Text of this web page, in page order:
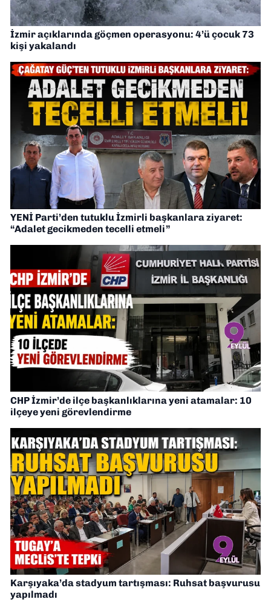
İzmir açıklarında göçmen operasyonu: 4’ü çocuk 73
kişi yakalandı
YENİ Parti’den tutuklu İzmirli başkanlara ziyaret:
“Adalet gecikmeden tecelli etmeli”
CHP İzmir’de ilçe başkanlıklarına yeni atamalar: 10
ilçeye yeni görevlendirme
Karşıyaka’da stadyum tartışması: Ruhsat başvurusu
yapılmadı